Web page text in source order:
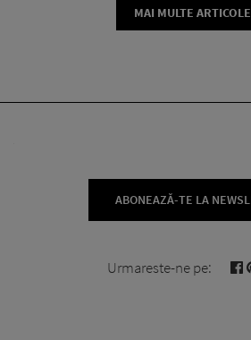
MAI MULTE ARTICOLE
ABONEAZĂ-TE LA
Urmareste-ne pe: